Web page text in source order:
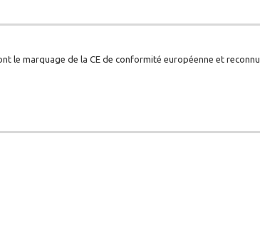
le marquage de la CE de conformité européenne et reconnu